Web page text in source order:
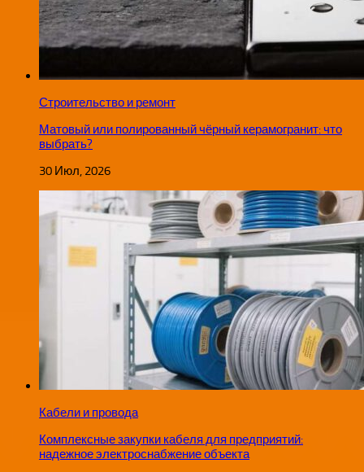
Строительство и ремонт
Матовый или полированный чёрный керамогранит: что
выбрать?
30 Июл, 2026
Кабели и провода
Комплексные закупки кабеля для предприятий:
надежное электроснабжение объекта